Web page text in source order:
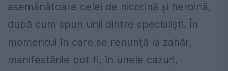
asemănătoare celei de nicotină şi heroină,
după cum spun unii dintre specialişti. În
momentul în care se renunţă la zahăr,
manifestările pot fi, în unele cazuri,